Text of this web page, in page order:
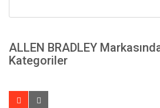
ALLEN BRADLEY
Kategoriler